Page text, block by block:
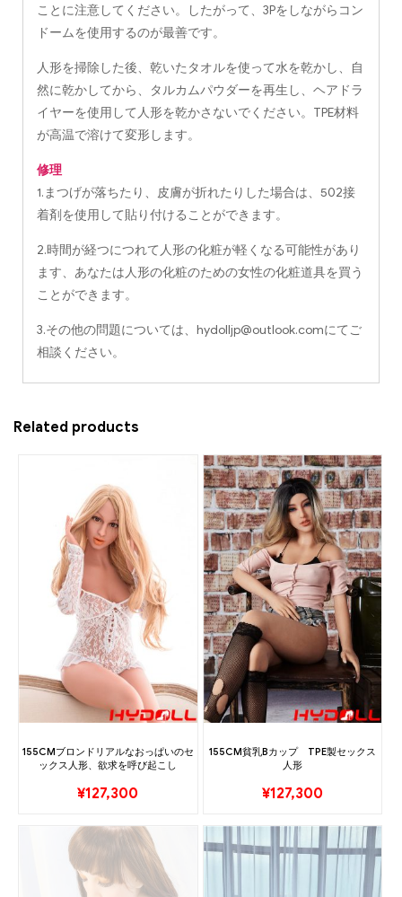
ことに注意してください。したがって、3Pをしながらコン
ドームを使用するのが最善です。
人形を掃除した後、乾いたタオルを使って水を乾かし、自
然に乾かしてから、タルカムパウダーを再生し、ヘアドラ
イヤーを使用して人形を乾かさないでください。TPE材料
が高温で溶けて変形します。
修理
1.まつげが落ちたり、皮膚が折れたりした場合は、502接
着剤を使用して貼り付けることができます。
2.時間が経つにつれて人形の化粧が軽くなる可能性があり
ます、あなたは人形の化粧のための女性の化粧道具を買う
ことができます。
3.その他の問題については、 hydolljp@outlook.comにてご
相談ください。
Related products
155CMブロンドリアルなおっぱいのセ
ックス人形、欲求を呼び起こし
¥127,300
155CM貧乳Bカップ TPE製セックス
人形
¥127,300